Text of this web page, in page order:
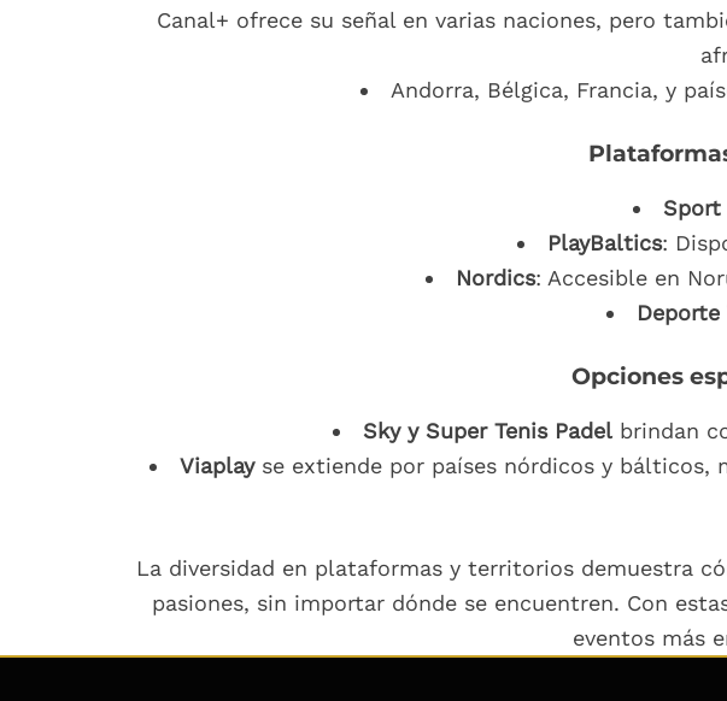
Canal+ ofrece su señal en varias naciones, pero
Andorra, Bélgica, Francia, y
Sport
PlayBaltics:
Nordics: Accesible en
Deporte
Opciones
Sky y Super Tenis Padel brindan
Viaplayse extiende por países nórdicos y bálticos,
La diversidad en plataformas y territorios demuestra
pasiones, sin importar dónde se encuentren. Con
eventos más